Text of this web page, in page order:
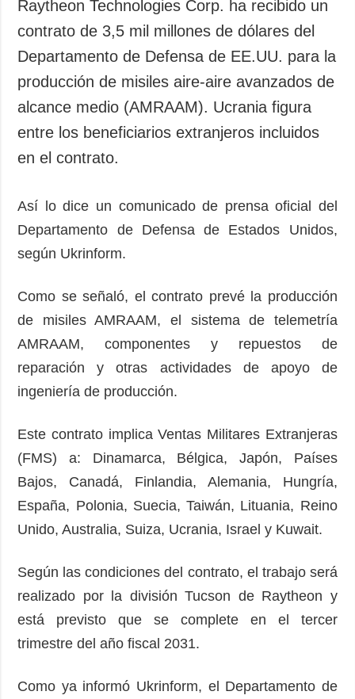
Podcasts
Publicaciones
Entrevistas
Video
Releases
Suscripción
Banco de
imágenes
Raytheon Technologies Corp. ha recibido un
contrato de 3,5 mil millones de dólares del
Departamento de Defensa de EE.UU. para la
producción de misiles aire-aire avanzados de
alcance medio (AMRAAM). Ucrania figura
entre los beneficiarios extranjeros incluidos
en el contrato.
Así lo dice un comunicado de prensa oficial del
Departamento de Defensa de Estados Unidos,
según Ukrinform.
Como se señaló, el contrato prevé la producción
de misiles AMRAAM, el sistema de telemetría
AMRAAM, componentes y repuestos de
reparación y otras actividades de apoyo de
ingeniería de producción.
Este contrato implica Ventas Militares Extranjeras
(FMS) a: Dinamarca, Bélgica, Japón, Países
Bajos, Canadá, Finlandia, Alemania, Hungría,
España, Polonia, Suecia, Taiwán, Lituania, Reino
Unido, Australia, Suiza, Ucrania, Israel y Kuwait.
Según las condiciones del contrato, el trabajo será
realizado por la división Tucson de Raytheon y
está previsto que se complete en el tercer
trimestre del año fiscal 2031.
Como ya informó Ukrinform, el Departamento de